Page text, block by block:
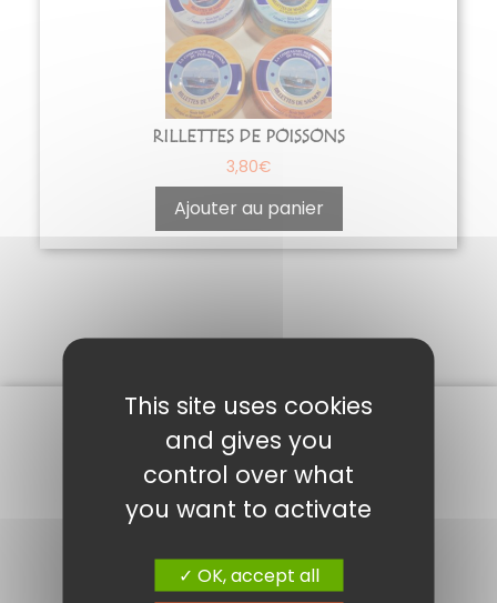
RILLETTES DE POISSONS
3,80€
Ajouter au panier
This site uses cookies
and gives you
control over what
you want to activate
OK, accept all